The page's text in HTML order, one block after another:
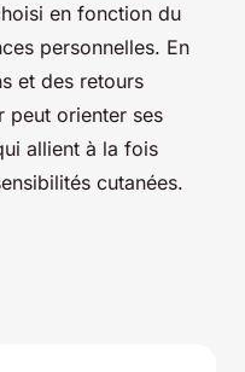
en fonction du
personnelles. En
et des retours
peut orienter ses
allient à la fois
cutanées.